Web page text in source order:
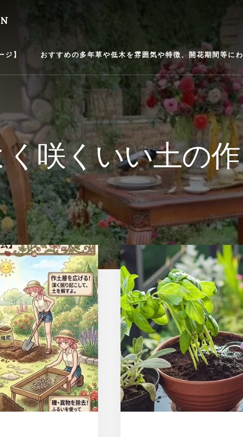
ジ】 おすすめの多年草や低木を雰囲気や特徴、開花期間等に
咲くいい土の